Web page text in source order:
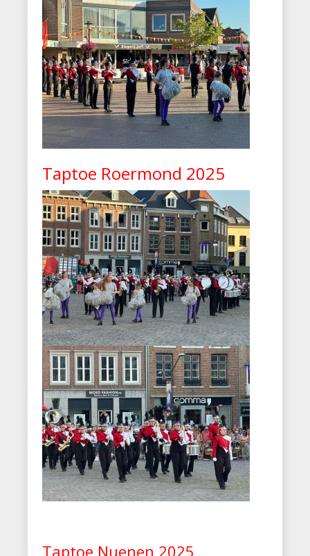
Taptoe Roermond 2025
Taptoe Nuenen 2025